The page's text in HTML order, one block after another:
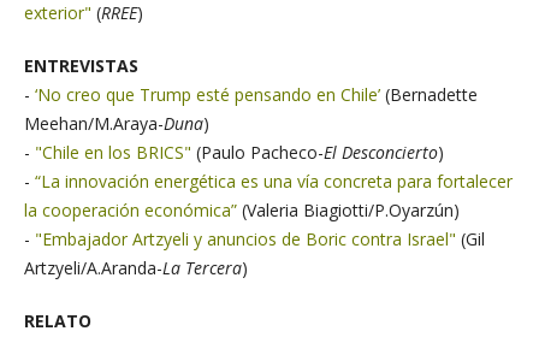
exterior" (RREE)
ENTREVISTAS
- ‘No creo que Trump esté pensando en Chile’ (Bernadette
Meehan/M.Araya-Duna)
- "Chile en los BRICS" (Paulo Pacheco-El Desconcierto)
- “La innovación energética es una vía concreta para fortalecer
la cooperación económica” (Valeria Biagiotti/P.Oyarzún)
- "Embajador Artzyeli y anuncios de Boric contra Israel" (Gil
Artzyeli/A.Aranda-La Tercera)
RELATO